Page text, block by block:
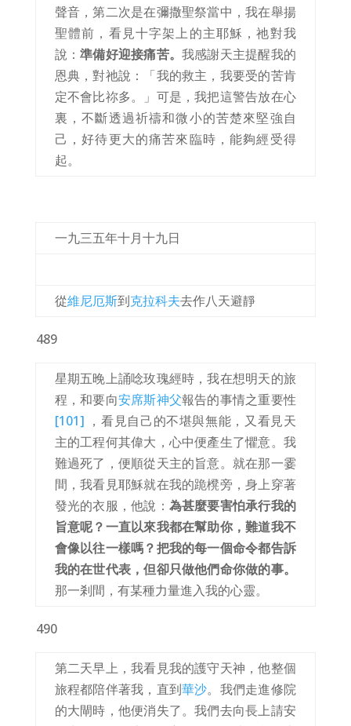
聲音，第二次是在彌撒聖祭當中，我在舉揚
聖體前，看見十字架上的主耶穌，祂對我
說：準備好迎接痛苦。我感謝天主提醒我的
恩典，對祂說：「我的救主，我要受的苦肯
定不會比祢多。」可是，我把這警告放在心
裏，不斷透過祈禱和微小的苦楚來堅強自
己，好待更大的痛苦來臨時，能夠經受得
起。
一九三五年十月十九日
從維尼厄斯到克拉科夫去作八天避靜
489
星期五晚上誦唸玫瑰經時，我在想明天的旅
程，和要向安席斯神父報告的事情之重要性
[101] ，看見自己的不堪與無能，又看見天
主的工程何其偉大，心中便產生了懼意。我
難過死了，便順從天主的旨意。就在那一霎
間，我看見耶穌就在我的跪櫈旁，身上穿著
發光的衣服，他說： 為甚麼要害怕承行我的
旨意呢？一直以來我都在幫助你，難道我不
會像以往一樣嗎？把我的每一個命令都告訴
我的在世代表，但卻只做他們命你做的事。
那一剎間，有某種力量進入我的心靈。
490
第二天早上，我看見我的護守天神，他整個
旅程都陪伴著我，直到華沙。我們走進修院
的大閘時，他便消失了。我們去向長上請安